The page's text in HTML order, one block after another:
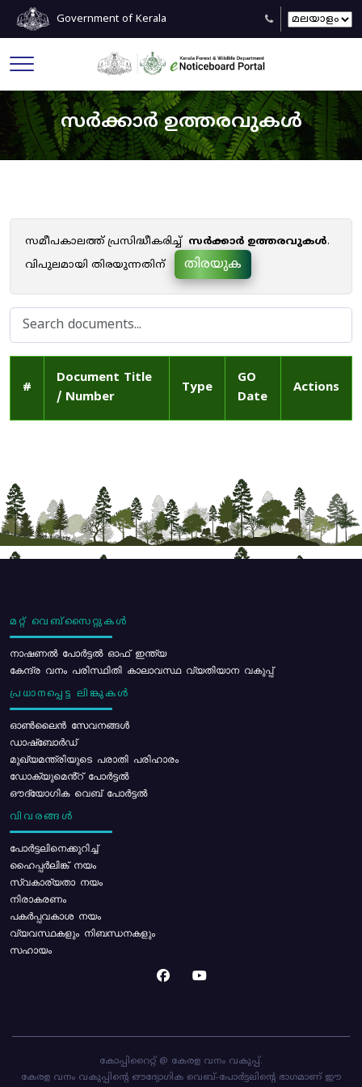
Government of Kerala
സർക്കാർ ഉത്തരവുകൾ
സമീപകാലത്ത് പ്രസിദ്ധീകരിച്ച് സർക്കാർ ഉത്തരവുകൾ.
വിപുലമായി തിരയുന്നതിന്
തിരയുക
#
Document Title
/ Number
Type
GO
Date
Actions
മറ്റ് വെബ്സൈറ്റുകൾ
നാഷണൽ പോർട്ടൽ ഓഫ് ഇന്ത്യ
കേന്ദ്ര വനം പരിസ്ഥിതി കാലാവസ്ഥ വ്യതിയാന വകുപ്പ്
പ്രധാനപ്പെട്ട ലിങ്കുകൾ
ഓൺലൈൻ സേവനങ്ങൾ
ഡാഷ്ബോർഡ്
മുഖ്യമന്ത്രിയുടെ പരാതി പരിഹാരം
ഡോക്യുമെൻ്റ് പോർട്ടൽ
ഔദ്യോഗിക വെബ് പോർട്ടൽ
വിവരങ്ങൾ
പോര്‍ട്ടലിനെക്കുറിച്ച്
ഹൈപ്പർലിങ്ക് നയം
സ്വകാര്യതാ നയം
നിരാകരണം
പകർപ്പവകാശ നയം
വ്യവസ്ഥകളും നിബന്ധനകളും
സഹായം
കോപ്പിറൈറ്റ് @ കേരള വനം വകുപ്പ്.
കേരള വനം വകുപ്പിന്റെ ഔദ്യോഗിക വെബ്-പോർട്ടലിന്റെ ഭാഗമാണ് ഈ